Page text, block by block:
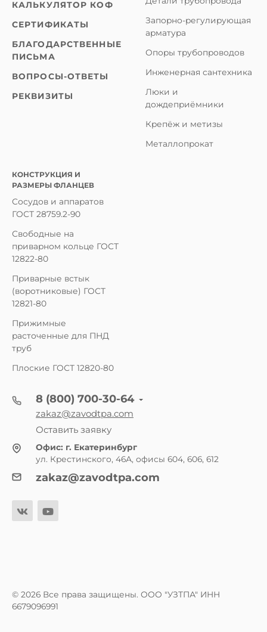
КАЛЬКУЛЯТОР КОФ
СЕРТИФИКАТЫ
БЛАГОДАРСТВЕННЫЕ
ПИСЬМА
ВОПРОСЫ-ОТВЕТЫ
РЕКВИЗИТЫ
Запорно-регулирующая
арматура
Опоры трубопроводов
Инженерная сантехника
Люки и
дождеприёмники
Крепёж и метизы
Металлопрокат
КОНСТРУКЦИЯ И
РАЗМЕРЫ ФЛАНЦЕВ
Сосудов и аппаратов
ГОСТ 28759.2-90
Свободные на
приварном кольце ГОСТ
12822-80
Приварные встык
(воротниковые) ГОСТ
12821-80
Прижимные
расточенные для ПНД
труб
Плоские ГОСТ 12820-80
8 (800) 700-30-64
zakaz@zavodtpa.com
Оставить заявку
Офис: г. Екатеринбург
ул. Крестинского, 46А, офисы 604, 606, 612
zakaz@zavodtpa.com
© 2026 Все права защищены. ООО "УЗТПА" ИНН
6679096991